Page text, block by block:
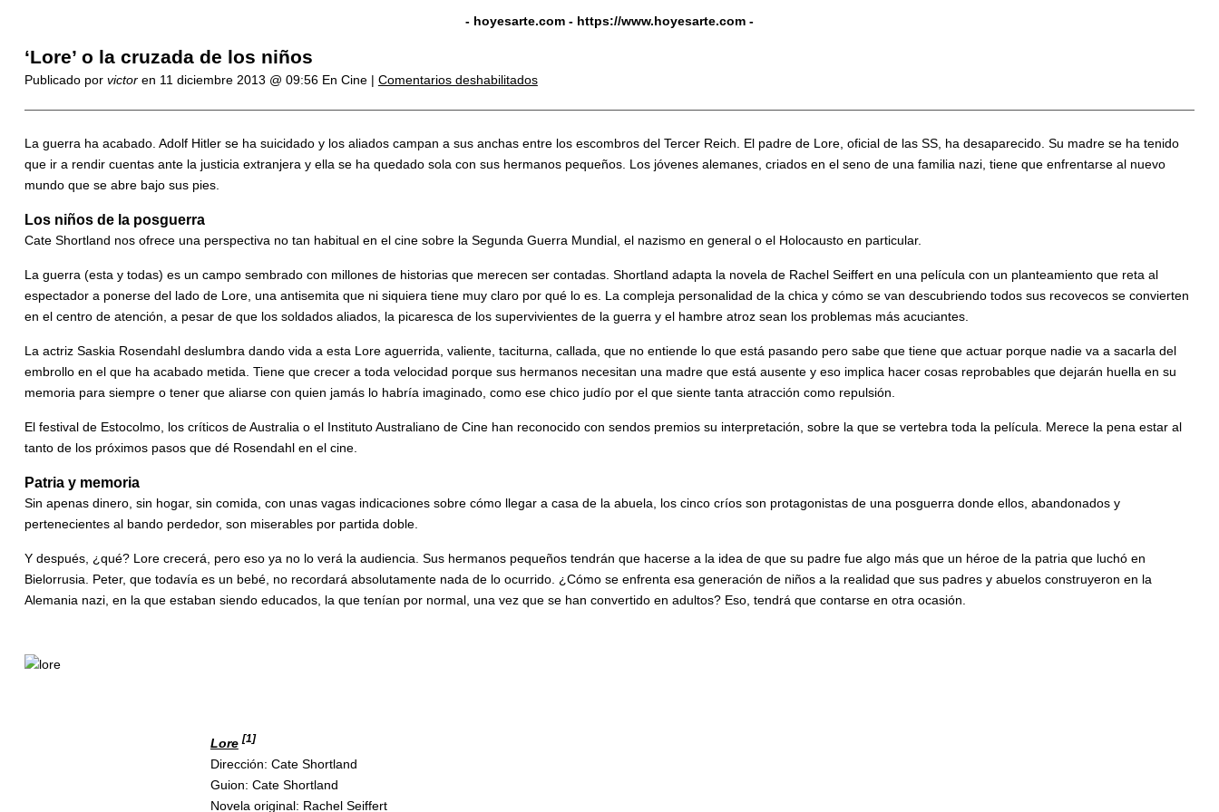
- hoyesarte.com - https://www.hoyesarte.com -
‘Lore’ o la cruzada de los niños
Publicado por victoren 11 diciembre 2013 @ 09:56 En Cine | Comentarios deshabilitados
La guerra ha acabado. Adolf Hitler se ha suicidado y los aliados campan a sus anchas entre los escombros del Tercer Reich. El padre de Lore, oficial de las SS, ha desaparecido. Su madre se ha tenido
que ir a rendir cuentas ante la justicia extranjera y ella se ha quedado sola con sus hermanos pequeños. Los jóvenes alemanes, criados en el seno de una familia nazi, tiene que enfrentarse al nuevo
mundo que se abre bajo sus pies.
Los niños de la posguerra
Cate Shortland nos ofrece una perspectiva no tan habitual en el cine sobre la Segunda Guerra Mundial, el nazismo en general o el Holocausto en particular.
La guerra (esta y todas) es un campo sembrado con millones de historias que merecen ser contadas. Shortland adapta la novela de Rachel Seiffert en una película con un planteamiento que reta al
espectador a ponerse del lado de Lore, una antisemita que ni siquiera tiene muy claro por qué lo es. La compleja personalidad de la chica y cómo se van descubriendo todos sus recovecos se convierten
en el centro de atención, a pesar de que los soldados aliados, la picaresca de los supervivientes de la guerra y el hambre atroz sean los problemas más acuciantes.
La actriz Saskia Rosendahl deslumbra dando vida a esta Lore aguerrida, valiente, taciturna, callada, que no entiende lo que está pasando pero sabe que tiene que actuar porque nadie va a sacarla del
embrollo en el que ha acabado metida. Tiene que crecer a toda velocidad porque sus hermanos necesitan una madre que está ausente y eso implica hacer cosas reprobables que dejarán huella en su
memoria para siempre o tener que aliarse con quien jamás lo habría imaginado, como ese chico judío por el que siente tanta atracción como repulsión.
El festival de Estocolmo, los críticos de Australia o el Instituto Australiano de Cine han reconocido con sendos premios su interpretación, sobre la que se vertebra toda la película. Merece la pena estar al
tanto de los próximos pasos que dé Rosendahl en el cine.
Patria y memoria
Sin apenas dinero, sin hogar, sin comida, con unas vagas indicaciones sobre cómo llegar a casa de la abuela, los cinco críos son protagonistas de una posguerra donde ellos, abandonados y
pertenecientes al bando perdedor, son miserables por partida doble.
Y después, ¿qué? Lore crecerá, pero eso ya no lo verá la audiencia. Sus hermanos pequeños tendrán que hacerse a la idea de que su padre fue algo más que un héroe de la patria que luchó en
Bielorrusia. Peter, que todavía es un bebé, no recordará absolutamente nada de lo ocurrido. ¿Cómo se enfrenta esa generación de niños a la realidad que sus padres y abuelos construyeron en la
Alemania nazi, en la que estaban siendo educados, la que tenían por normal, una vez que se han convertido en adultos? Eso, tendrá que contarse en otra ocasión.
Lore [1]
Dirección: Cate Shortland
Guion: Cate Shortland
Novela original: Rachel Seiffert